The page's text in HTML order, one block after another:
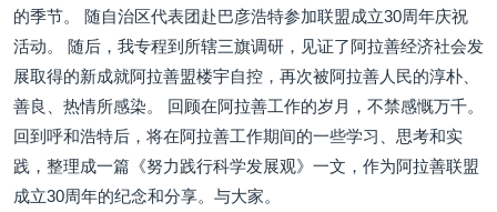
的季节。 随自治区代表团赴巴彦浩特参加联盟成立30周年庆祝
活动。 随后，我专程到所辖三旗调研，见证了阿拉善经济社会发
展取得的新成就阿拉善盟楼宇自控，再次被阿拉善人民的淳朴、
善良、热情所感染。 回顾在阿拉善工作的岁月，不禁感慨万千。
回到呼和浩特后，将在阿拉善工作期间的一些学习、思考和实
践，整理成一篇《努力践行科学发展观》一文，作为阿拉善联盟
成立30周年的纪念和分享。与大家。